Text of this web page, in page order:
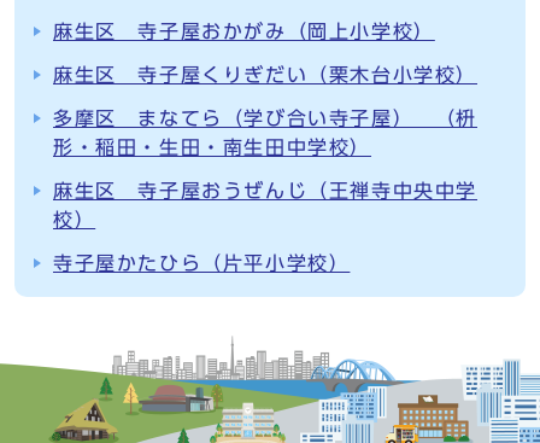
麻生区 寺子屋おかがみ（岡上小学校）
麻生区 寺子屋くりぎだい（栗木台小学校）
多摩区 まなてら（学び合い寺子屋） （枡
形・稲田・生田・南生田中学校）
麻生区 寺子屋おうぜんじ（王禅寺中央中学
校）
寺子屋かたひら（片平小学校）